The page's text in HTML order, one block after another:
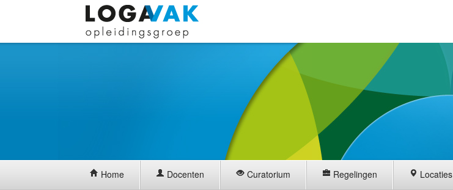
Home Docenten Curatorium Regelingen Locaties